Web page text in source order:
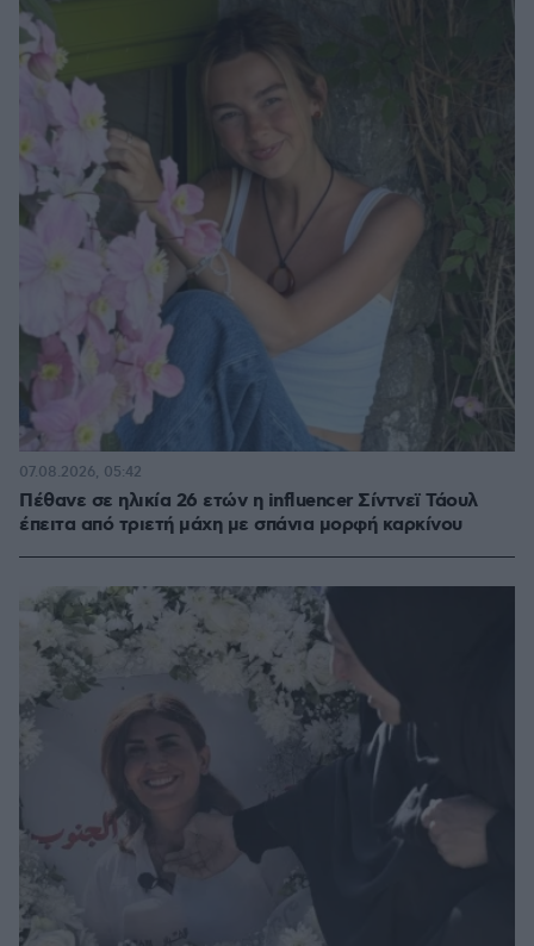
Πέθανε σε ηλικία 26 ετών η influencer Σίντνεϊ Τάουλ
έπειτα από τριετή μάχη με σπάνια μορφή καρκίνου
07.08.2026, 05:42